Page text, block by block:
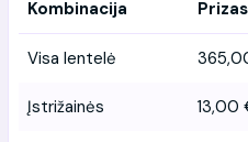
Kombinacija Prizas
Visa lentelė
Įstrižainės 13,00